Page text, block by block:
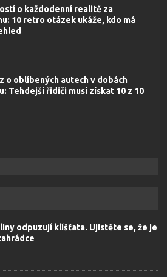
o každodenní realitě za
10 retro otázek ukáže, kdo má
o oblíbených autech v dobách
Tehdejší řidiči musí získat 10 z 10
odpuzují klíšťata. Ujistěte se, že je